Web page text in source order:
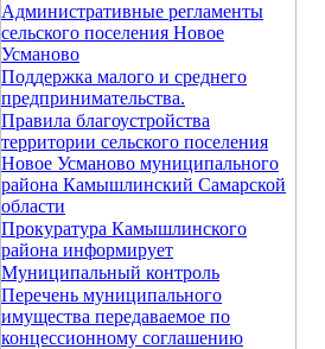
Административные регламенты
сельского поселения Новое
Усманово
Поддержка малого и среднего
предпринимательства.
Правила благоустройства
территории сельского поселения
Новое Усманово муниципального
района Камышлинский Самарской
области
Прокуратура Камышлинского
района информирует
Муниципальный контроль
Перечень муниципального
имущества передаваемое по
концессионному соглашению